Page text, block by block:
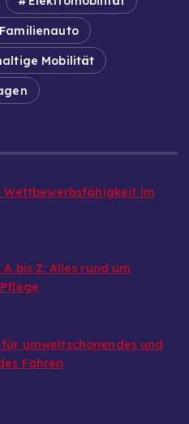
Familienauto
Mobilität
Wettbewerbsfähigkeit im
bis Z: Alles rund um
umweltschonendes und
Fahren